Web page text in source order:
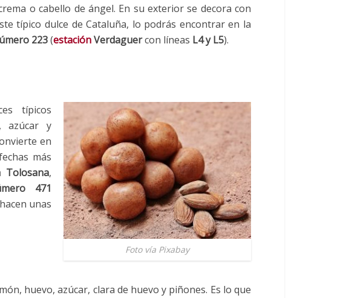
o cabello de ángel. En su exterior se decora con
típico dulce de Cataluña, lo podrás encontrar en la
223(estaciónVerdaguercon líneas L4 y L5).
Foto vía Pixabay
típicos
azúcar y
en
más
Tolosana,
471
unas
huevo, azúcar, clara de huevo y piñones. Es lo que